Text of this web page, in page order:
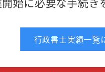
行政書士実績一覧